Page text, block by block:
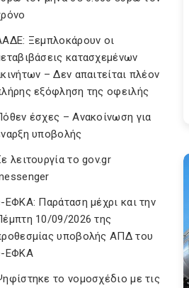
Ξεμπλοκάρουν οι
κατασχεμένων
– Δεν απαιτείται πλέον
εξόφληση της οφειλής
έσχες – Ανακοίνωση για
υποβολής
λειτουργία το gov.gr
ΕΦΚΑ: Παράταση μέχρι και την
10/09/2026 της
υποβολής ΑΠΔ του
ΕΦΚΑ
το νομοσχέδιο με τις